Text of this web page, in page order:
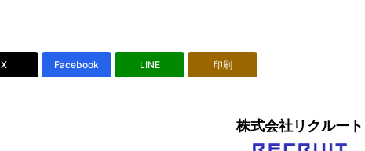
X Facebook LINE 印刷
株式会社リクルート